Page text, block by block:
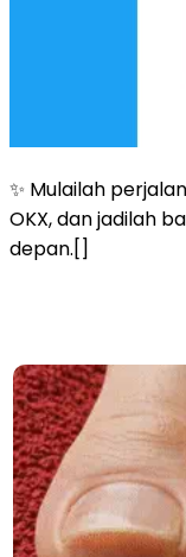
✨ Mulailah
OKX, dan jadilah
depan.[]